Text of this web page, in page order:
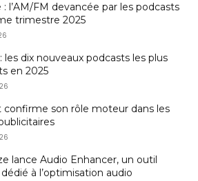
: l’AM/FM devancée par les podcasts
trimestre 2025
les dix nouveaux podcasts les plus
en 2025
confirme son rôle moteur dans les
lance Audio Enhancer, un outil
à l’optimisation audio